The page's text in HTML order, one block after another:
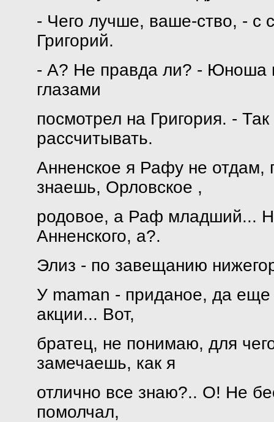
- Чего лучше, ваше-ство, - с
Григорий.
- А? Не правда ли? - Юноша
глазами
посмотрел на Григория. -
рассчитывать.
Анненское я Рафу не отдам,
знаешь, Орловское ,
родовое, а Раф младший...
Анненского, а?.
Элиз - по завещанию
У maman - приданое, да еще
акции... Вот,
братец, не понимаю, для
замечаешь, как я
отлично все знаю?.. О! Не
помолчал,